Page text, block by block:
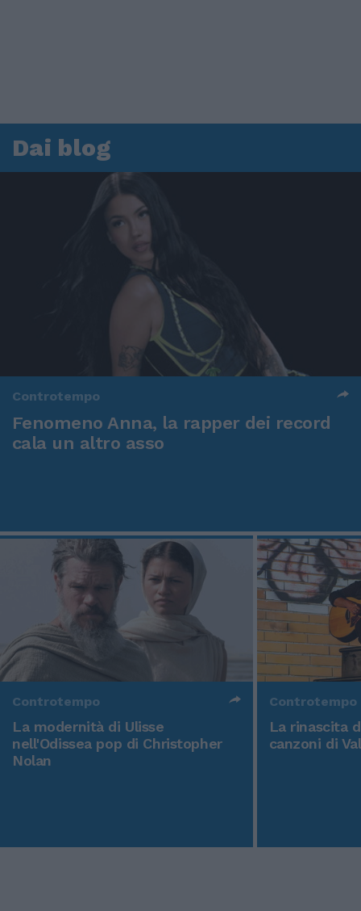
Dai blog
Controtempo
Fenomeno Anna, la rapper dei record
cala un altro asso
Controtempo
La modernità di Ulisse
nell'Odissea pop di Christopher
Nolan
Controtempo
La rinascita
canzoni di